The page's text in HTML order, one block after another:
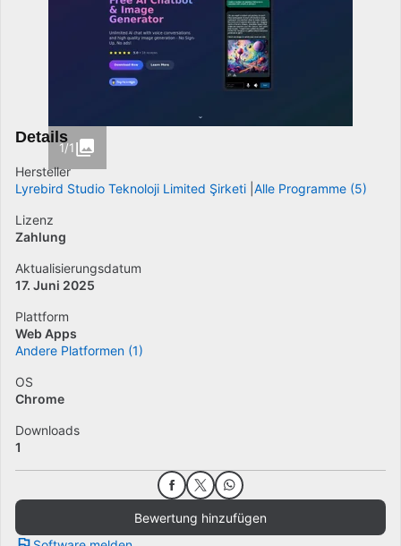
1/1
Details
Hersteller
Lyrebird Studio Teknoloji Limited Şirketi Alle Programme (5)
Lizenz
Zahlung
Aktualisierungsdatum
17. Juni 2025
Plattform
Web Apps
Andere Platformen (1)
OS
Chrome
Downloads
1
Bewertung hinzufügen